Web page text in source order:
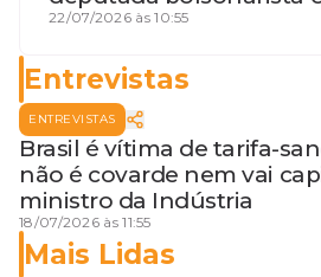
discórdia
22/07/2026 às 10:55
Entrevistas
ENTREVISTAS
Brasil é vítima de tarifa-
não é covarde nem vai
ministro da Indústria
18/07/2026 às 11:55
Mais Lidas